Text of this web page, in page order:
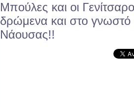
Μπούλες και οι
δρώμενα και στο
Νάουσας!!